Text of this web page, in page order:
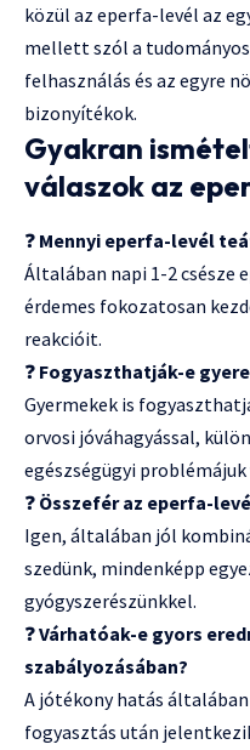
közül az eperfa-levél az
mellett szól a
felhasználás és az egyre
bizonyítékok.
Gyakran
válaszok az
❓ Mennyi eperfa-levél
Általában napi 1-2 csésze
érdemes fokozatosan
reakcióit.
❓ Fogyaszthatják-e
Gyermekek is
orvosi jóváhagyással,
egészségügyi problémájuk
❓ Összefér az eperfa-
Igen, általában jól
szedünk, mindenképp
gyógyszerészünkkel.
❓Várhatóak-e gyors
szabályozásában?
A jótékony hatás
fogyasztás után